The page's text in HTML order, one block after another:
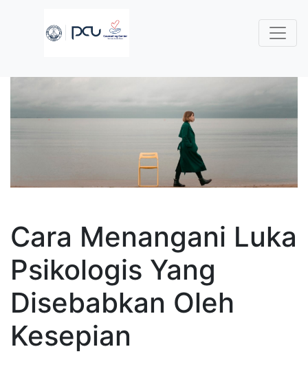
Cara Menangani Luka
Psikologis Yang
Disebabkan Oleh
Kesepian